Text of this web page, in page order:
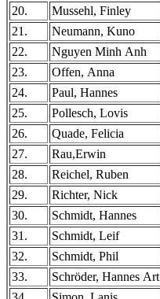
20.
Mussehl, Finley
21.
Neumann, Kuno
22.
Nguyen Minh Anh
23.
Offen, Anna
24.
Paul, Hannes
25.
Pollesch, Lovis
26.
Quade, Felicia
27.
Rau,Erwin
28.
Reichel, Ruben
29.
Richter, Nick
30.
Schmidt, Hannes
31.
Schmidt, Leif
32.
Schmidt, Phil
33.
Schröder, Hannes Art